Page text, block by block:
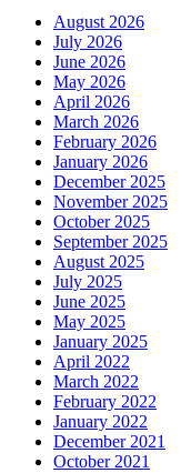
August 2026
July 2026
June 2026
May 2026
April 2026
March 2026
February 2026
January 2026
December 2025
November 2025
October 2025
September 2025
August 2025
July 2025
June 2025
May 2025
January 2025
April 2022
March 2022
February 2022
January 2022
December 2021
October 2021